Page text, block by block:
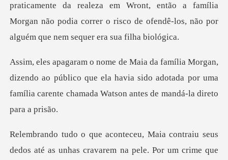
praticamente da realeza em Wront, então a família
Morgan não podia co
do ao público que ela havia sido adotada por uma
família car
m na pele. Por um crime que